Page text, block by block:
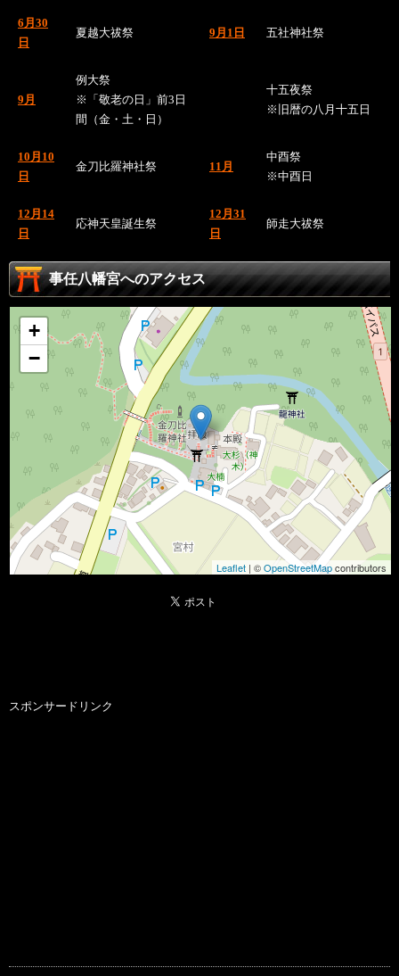
6月30
日
夏越大祓祭 9月1日 五社神社祭
9月
例大祭
※「敬老の日」前3日
間（金・土・日）
十五夜祭
※旧暦の八月十五日
10月10
日
金刀比羅神社祭 11月
中酉祭
※中酉日
12月14
日
応神天皇誕生祭
12月31
日
師走大祓祭
事任八幡宮へのアクセス
+
−
Leaflet | ©OpenStreetMapcontributors
スポンサードリンク